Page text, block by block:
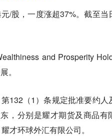
/股，一度涨超37%。截至当
and Prosperity
。
132（1）条规定批准要约人
，分别是耀才期货及商品有
才环球外汇有限公司。